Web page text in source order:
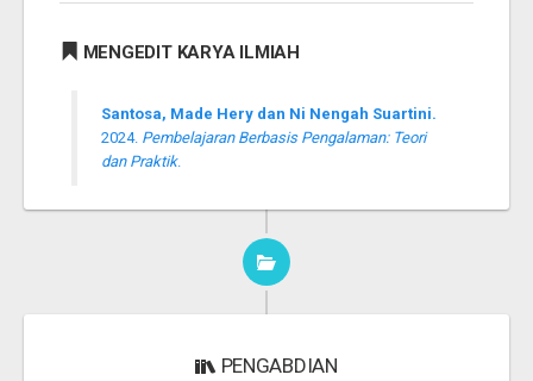
MENGEDIT KARYA ILMIAH
Santosa, Made Hery dan Ni Nengah Suartini.
2024. Pembelajaran Berbasis Pengalaman: Teori
dan Praktik.
PENGABDIAN